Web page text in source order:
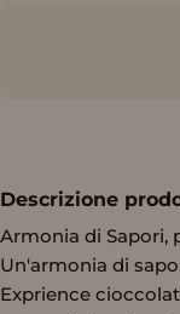
Descrizione
Armonia di Sapori,
Un'armonia di
Exprience